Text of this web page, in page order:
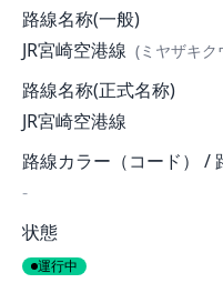
路線名称(一般)
JR宮崎空港線 (ミヤザキク
路線名称(正式名称)
JR宮崎空港線
路線カラー（コード） /
-
状態
運行中